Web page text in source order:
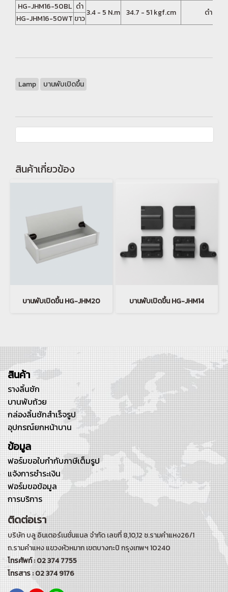
HG-JHM16-50BL ดำ
3.4 - 5 N.m 34.7 - 51 kgf.cm ดำ
HG-JHM16-50WT ขาว
Lamp บานพับเปิดขึ้น
สินค้าเกี่ยวข้อง
บานพับเปิดขึ้น HG-JHM20 บานพับเปิดขึ้น HG-JHM14
สินค้า
รางลิ้นชัก
บานพับถ้วย
กล่องลิ้นชักสำเร็จรูป
อุปกรณ์ยกหน้าบาน
ข้อมูล
ฟอร์มขอใบกำกับภาษีเต็มรูป
แจ้งการชำระเงิน
ฟอร์มขอข้อมูล
การบริการ
ติดต่อเรา
บริษัท บลู อินเตอร์เนชั่นแนล จำกัด เลขที่ 8,10,12 ซ.รามคำแหง26/1
ถ.รามคำแหงแขวงหัวหมาก เขตบางกะปิ กรุงเทพฯ 10240
โทรศัพท์ : 02 374 7755
โทรสาร : 02 374 9176